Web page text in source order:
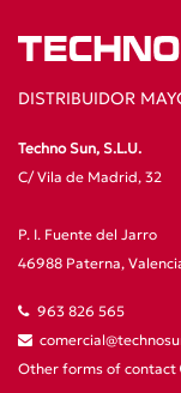
DISTRIBUIDOR
Techno Sun, S.L.U.
C/ Vila de Madrid, 32
P. I. Fuente del Jarro
46988 Paterna,
963 826 565
Other forms of contact